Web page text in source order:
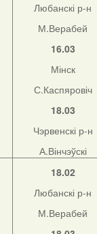
Любанскі р-н
М.Верабей
16.03
Мінск
С.Каспяровіч
18.03
Чэрвенскі р-н
А.Вінчэўскі
18.02
Любанскі р-н
М.Верабей